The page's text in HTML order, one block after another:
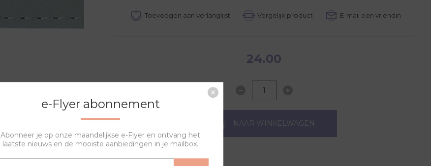
24.00
NAAR WINKELWAGEN
e-Flyer abonnement
Abonneer je op onze maandelijkse e-Flyer en ontvang het
laatste nieuws en de mooiste aanbiedingen in je mailbox.